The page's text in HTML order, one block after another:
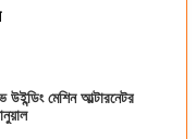
মেশিন আল্টারনেটর